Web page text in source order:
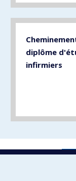
diplôme
infirmiers